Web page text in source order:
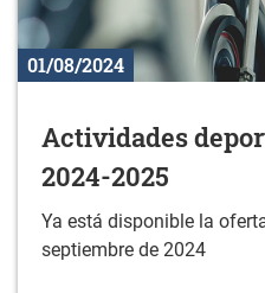
01/08/2024
Actividades
2024-2025
Ya está disponible la
septiembre de 2024